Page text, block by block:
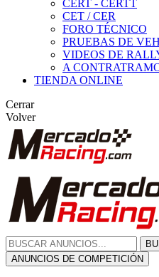
CERT - CERTT
CET / CER
FORO TÉCNICO
PRUEBAS DE
VIDEOS DE
A
TIENDA ONLINE
Cerrar
Volver
ANUNCIOS DE COMPETICIÓN